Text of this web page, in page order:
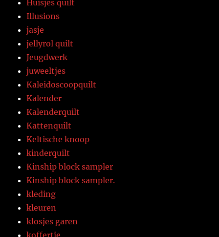
Huisjes quilt
Illusions
jasje
jellyrol quilt
Jeugdwerk
juweeltjes
Kaleidoscoopquilt
Kalender
Kalenderquilt
Kattenquilt
Keltische knoop
kinderquilt
Kinship block sampler
Kinship block sampler.
kleding
kleuren
klosjes garen